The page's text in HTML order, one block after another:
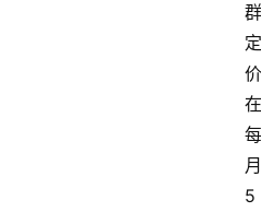
群
定
价
在
每
月
5